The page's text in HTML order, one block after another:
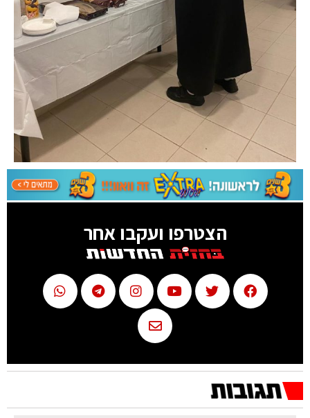
הצטרפו ועקבו אחר